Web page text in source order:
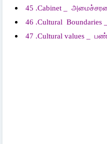
45 .Cabinet _
46 .Cultural Boundaries
47 .Cultural values _